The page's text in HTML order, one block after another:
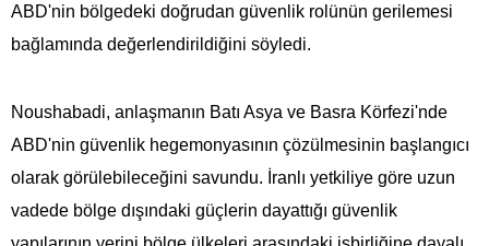
ABD'nin bölgedeki doğrudan güvenlik rolünün gerilemesi
bağlamında değerlendirildiğini söyledi.
Noushabadi, anlaşmanın Batı Asya ve Basra Körfezi'nde
ABD'nin güvenlik hegemonyasının çözülmesinin başlangıcı
olarak görülebileceğini savundu. İranlı yetkiliye göre uzun
vadede bölge dışındaki güçlerin dayattığı güvenlik